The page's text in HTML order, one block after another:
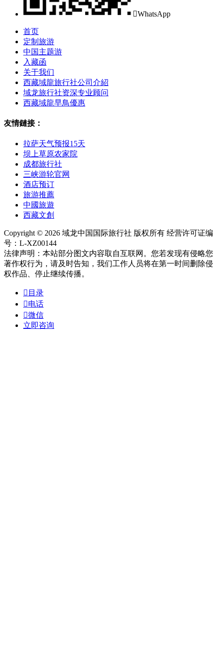
WhatsApp
首页
定制旅游
中国主题游
入藏函
关于我们
西藏域龍旅行社公司介紹
域龙旅行社资深专业顾问
西藏域龍早鳥優惠
友情鏈接：
拉萨天气预报15天
坝上草原农家院
成都旅行社
三峡游轮官网
酒店预订
旅游推薦
中國旅遊
西藏文創
Copyright © 2026 域龙中国国际旅行社 版权所有 经营许可证编
号：L-XZ00144
法律声明：本站部分图文内容取自互联网。您若发现有侵略您
著作权行为，请及时告知，我们工作人员将在第一时间删除侵
权作品、停止继续传播。
 目录
电话
微信
立即咨询